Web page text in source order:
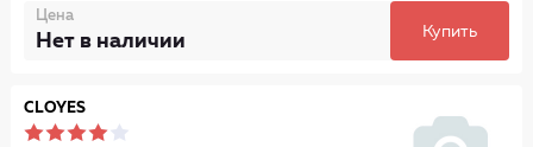
Цена
Нет в наличии Купить
CLOYES